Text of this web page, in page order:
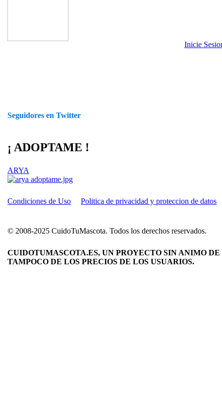
Seguidores en Twitter
¡ ADOPTAME !
ARYA
Inicie
Condiciones de Uso Politica de privacidad y proteccion de datos
© 2008-2025 CuidoTuMascota. Todos los derechos reservados.
CUIDOTUMASCOTA.ES, UN PROYECTO SIN ANIMO
TAMPOCO DE LOS PRECIOS DE LOS USUARIOS.